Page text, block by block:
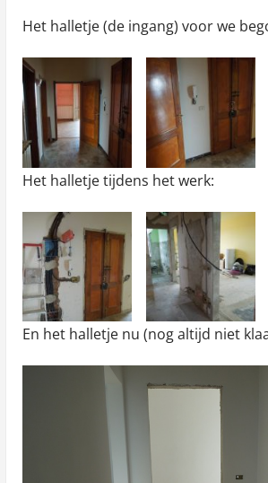
Het halletje (de ingang) voor we
Het halletje tijdens het werk:
En het halletje nu (nog altijd niet